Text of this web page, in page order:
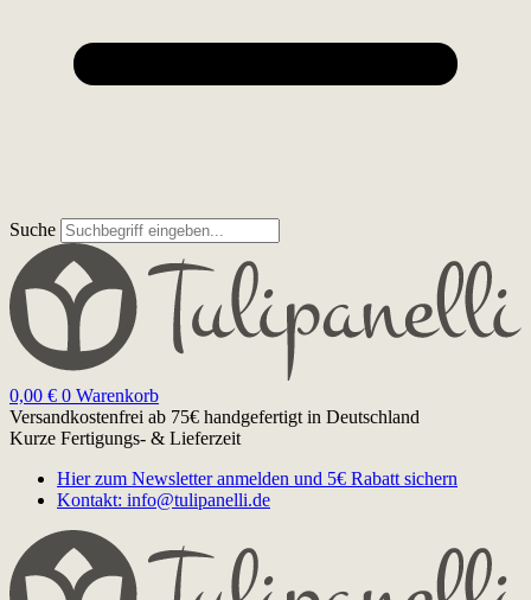
Suche
0,00 € 0 Warenkorb
Versandkostenfrei ab 75€ handgefertigt in Deutschland
Kurze Fertigungs- & Lieferzeit
Hier zum Newsletter anmelden und 5€ Rabatt sichern
Kontakt: info@tulipanelli.de